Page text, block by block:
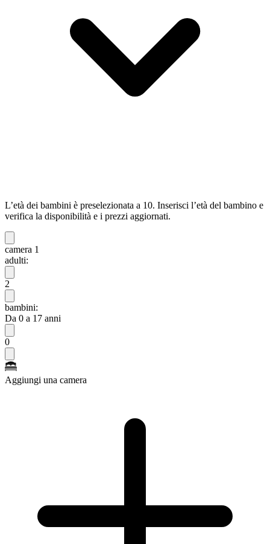
L’età dei bambini è preselezionata a 10. Inserisci l’età del bambino e
verifica la disponibilità e i prezzi aggiornati.
camera 1
adulti:
2
bambini:
Da 0 a 17 anni
0
Aggiungi una camera